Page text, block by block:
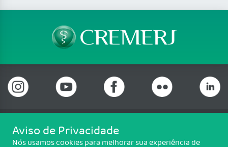
Telefone: (21) 3184-7050 Whatsapp: (21) 3184-
Aviso de Privacidade
Nós usamos cookies para melhorar sua experiência de